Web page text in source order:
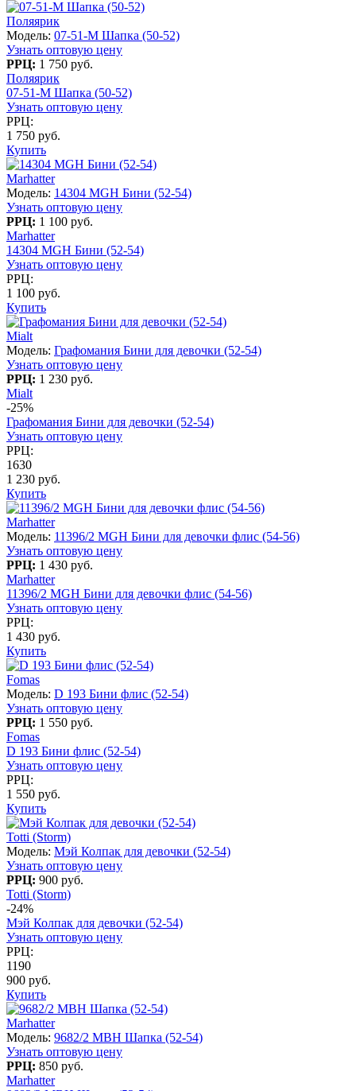
Поляярик
Модель: 07-51-M Шапка (50-52)
Узнать оптовую цену
РРЦ: 1 750 руб.
Поляярик
07-51-M Шапка (50-52)
Узнать оптовую цену
РРЦ:
1 750 руб.
Купить
Marhatter
Модель: 14304 MGH Бини (52-54)
Узнать оптовую цену
РРЦ: 1 100 руб.
Marhatter
14304 MGH Бини (52-54)
Узнать оптовую цену
РРЦ:
1 100 руб.
Купить
Mialt
Модель: Графомания Бини для девочки (52-54)
Узнать оптовую цену
РРЦ: 1 230 руб.
Mialt
-25%
Графомания Бини для девочки (52-54)
Узнать оптовую цену
РРЦ:
1630
1 230 руб.
Купить
Marhatter
Модель: 11396/2 MGH Бини для девочки флис (54-56)
Узнать оптовую цену
РРЦ: 1 430 руб.
Marhatter
11396/2 MGH Бини для девочки флис (54-56)
Узнать оптовую цену
РРЦ:
1 430 руб.
Купить
Fomas
Модель: D 193 Бини флис (52-54)
Узнать оптовую цену
РРЦ: 1 550 руб.
Fomas
D 193 Бини флис (52-54)
Узнать оптовую цену
РРЦ:
1 550 руб.
Купить
Totti (Storm)
Модель: Мэй Колпак для девочки (52-54)
Узнать оптовую цену
РРЦ: 900 руб.
Totti (Storm)
-24%
Мэй Колпак для девочки (52-54)
Узнать оптовую цену
РРЦ:
1190
900 руб.
Купить
Marhatter
Модель: 9682/2 MBH Шапка (52-54)
Узнать оптовую цену
РРЦ: 850 руб.
Marhatter